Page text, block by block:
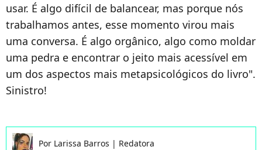
usar. É algo difícil de balancear, mas porque nós
trabalhamos antes, esse momento virou mais
uma conversa. É algo orgânico, algo como moldar
uma pedra e encontrar o jeito mais acessível em
um dos aspectos mais metapsicológicos do livro".
Sinistro!
Por Larissa Barros | Redatora